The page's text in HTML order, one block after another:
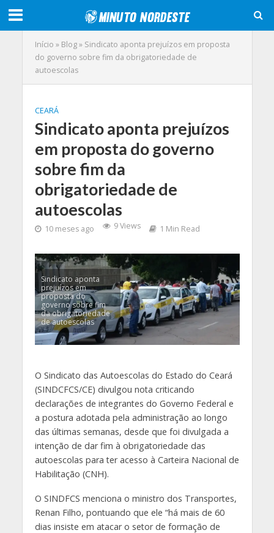
Início » Blog» Sindicato aponta prejuízos em proposta
do governo sobre fim da obrigatoriedade de
autoescolas
CEARÁ
Sindicato aponta prejuízos
em proposta do governo
sobre fim da
obrigatoriedade de
autoescolas
10 meses ago 9 Views 1 Min Read
Sindicato aponta
prejuízos em
proposta do
governo sobre fim
da obrigatoriedade
de autoescolas
O Sindicato das Autoescolas do Estado do Ceará
(SINDCFCS/CE) divulgou nota criticando
declarações de integrantes do Governo Federal e
a postura adotada pela administração ao longo
das últimas semanas, desde que foi divulgada a
intenção de dar fim à obrigatoriedade das
autoescolas para ter acesso à Carteira Nacional de
Habilitação (CNH).
O SINDFCS menciona o ministro dos Transportes,
Renan Filho, pontuando que ele “há mais de 60
dias insiste em atacar o setor de formação de